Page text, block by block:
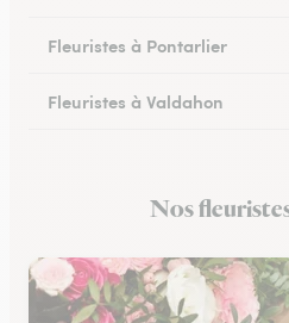
Fleuristes à Pontarlier
Fleuristes à Valdahon
Fleuristes à Avanne-Aveney
Nos